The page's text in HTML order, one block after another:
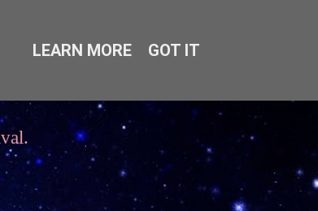
LEARN MORE GOT IT